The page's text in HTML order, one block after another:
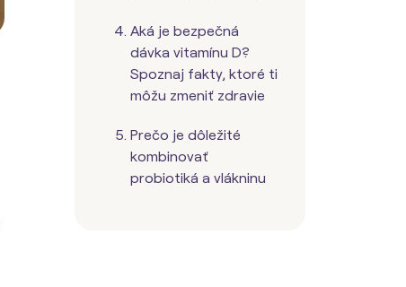
Aká je bezpečná
dávka vitamínu D?
Spoznaj fakty, ktoré ti
môžu zmeniť zdravie
Prečo je dôležité
kombinovať
probiotiká a vlákninu